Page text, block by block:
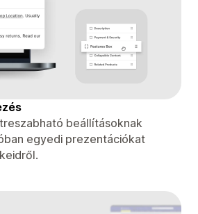
beállításoknak
egyedi prezentációkat